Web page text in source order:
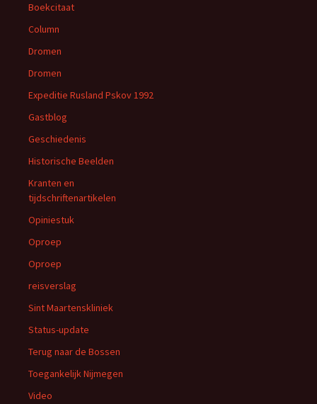
Boekcitaat
Column
Dromen
Dromen
Expeditie Rusland Pskov 1992
Gastblog
Geschiedenis
Historische Beelden
Kranten en
tijdschriftenartikelen
Opiniestuk
Oproep
Oproep
reisverslag
Sint Maartenskliniek
Status-update
Terug naar de Bossen
Toegankelijk Nijmegen
Video